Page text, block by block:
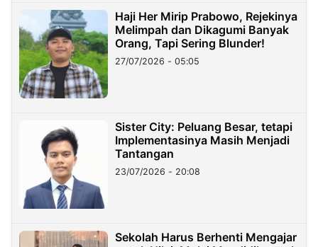
Haji Her Mirip Prabowo, Rejekinya
Melimpah dan Dikagumi Banyak
Orang, Tapi Sering Blunder!
27/07/2026 - 05:05
Sister City: Peluang Besar, tetapi
Implementasinya Masih Menjadi
Tantangan
23/07/2026 - 20:08
Sekolah Harus Berhenti Mengajar